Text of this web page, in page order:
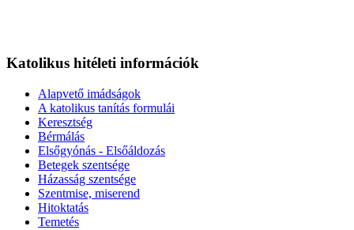
Katolikus hitéleti információk
Alapvető imádságok
A katolikus tanítás formulái
Keresztség
Bérmálás
Elsőgyónás - Elsőáldozás
Betegek szentsége
Házasság szentsége
Szentmise, miserend
Hitoktatás
Temetés